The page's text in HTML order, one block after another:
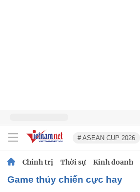
# ASEAN CUP 2026
Chính trị Thời sự Kinh doanh
game thủy chiến cực hay